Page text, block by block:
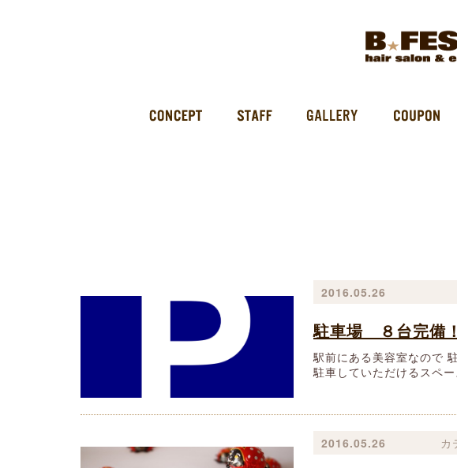
2016.05.26
駐車場 ８台完備
駅前にある美容室なので
駐車していただけるスペ
2016.05.26 カ